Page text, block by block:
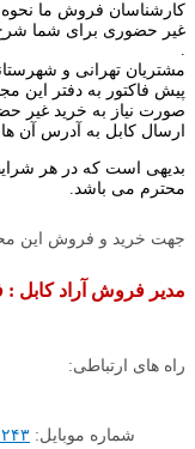
کارشناسان فروش ما
غیر حضوری برای شما شرح
.
مشتریان تهرانی و
پیش فاکتور به دفتر این
صورت نیاز به خرید غیر
ارسال کابل به آدرس آن ها
بدیهی است که در هر
محترم می باشد.
جهت خرید و فروش این
مدیر فروش آراد کابل :
راه های ارتباطی:
شماره موبایل: